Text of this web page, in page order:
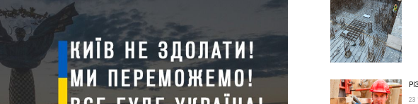
23